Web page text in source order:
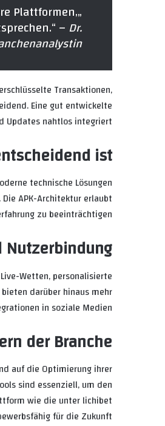
Plattformen,
– Dr.
Transaktionen,
Eine gut entwickelte
Updates nahtlos integriert.
ist
technische Lösungen
APK-Architektur erlaubt
zu beeinträchtigen.
Wetten, personalisierte
darüber hinaus mehr
in soziale Medien.
der Branche
auf die Optimierung ihrer
sind essenziell, um den
wie die unter lichibet
für die Zukunft.